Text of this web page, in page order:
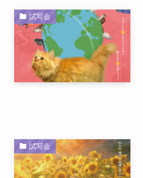
試写会
試写会